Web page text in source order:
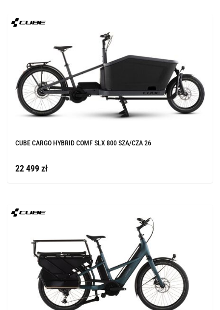
CUBE CARGO HYBRID COMF SLX 800 SZA/CZA 26
22 499 zł